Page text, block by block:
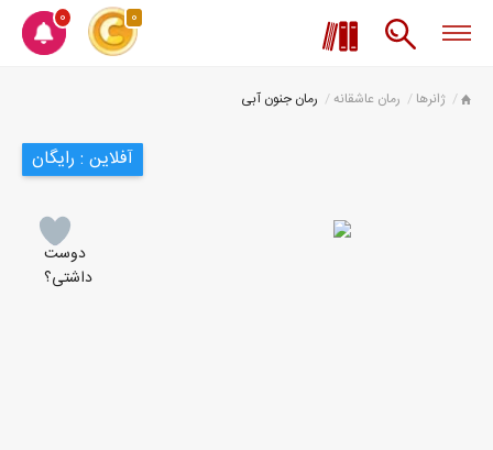
0 0
ژانرها رمان عاشقانه رمان جنون آبی
آفلاین : رایگان
دوست
داشتی؟